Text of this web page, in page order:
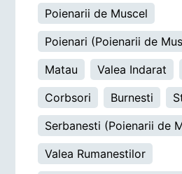
Poienarii de Muscel
Poienari (Poienarii de
Matau
Valea Indarat
Corbsori
Burnesti
Serbanesti (Poienarii de
Valea Rumanestilor